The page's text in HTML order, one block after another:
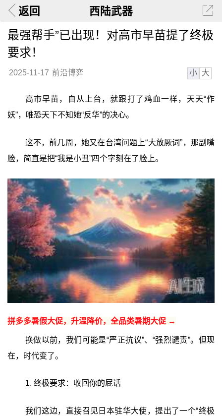
返回 西陆武器
最强帮手”已出现！对高市早苗提了终极
要求！
2025-11-17 前沿博弈 小 大
高市早苗，自从上台，就跟打了鸡血一样，天天“作
妖”，唯恐天下不知她“反华”的决心。
这不，前几周，她又在台湾问题上“大放厥词”，那副嘴
脸，简直是把“我是小丑”四个字刻在了脸上。
拼多多暑假大促，升温降价，全品类暑期大促 →
换做以前，我们可能是“严正抗议”、“强烈谴责”。但现
在，时代变了。
1. 终极要求：收回你的屁话
我们这边，直接召见日本驻华大使，提出了一个“终极